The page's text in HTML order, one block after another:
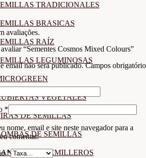
TRADICIONALES
BRASICAS
RAÍZ
LEGUMINOSAS
VEGETALES
DE SEMILLAS
DE SEMILLAS
Y SEMILLEROS
avaliações.
“Sementes Cosmos Mixed Colours”
email não será publicado. Campos
*
nome, email e site neste navegador para a
comentar.
*